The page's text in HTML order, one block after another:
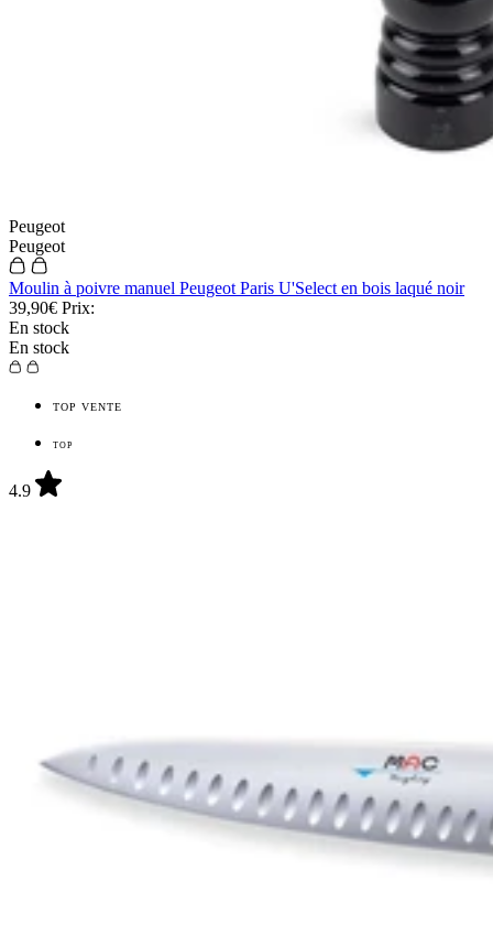
Peugeot
Peugeot
Moulin à poivre manuel Peugeot Paris U'Select en bois laqué noir
39,90€ Prix:
En stock
En stock
TOP VENTE
TOP
4.9